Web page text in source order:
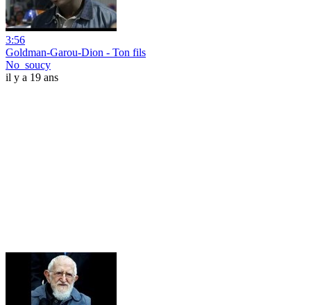
3:56
Goldman-Garou-Dion - Ton fils
No_soucy
il y a 19 ans